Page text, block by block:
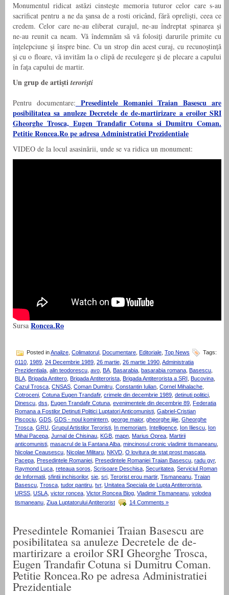
Monumentul ridicat astăzi cinsteşte memoria tuturor celor care s-au
sacrificat pentru a ne da şansa de a rosti oricând, fără oprelişti, ceea ce
credem. Celor care ne-au eliberat curajul, ne-au îndreptat spinarea şi
ne-au reunit ca neam. Vă îndemnăm să vă folosiţi darurile primite cu
înţelepciune şi înspre bine. Cu un strop din acest curaj, cu recunoştinţă
şi cu o floare, vă invităm la o clipă de reculegere şi de plecare a capului
în faţa capului de martir.
Un grup de artişti terorişti
Pentru documentare: Presedintele Romaniei Traian Basescu are
posibilitatea sa anuleze Decretele de de-martirizare a eroilor SRI
Gheorghe Trosca, Eugen Trandafir Cotuna si Dumitru Coman.
Petitie Roncea.Ro pe adresa Administratiei Prezidentiale
VIDEO de la locul asasinării, unde se va ridica un monument:
Sursa Roncea.Ro
Posted inAnalize Colimatorul Documentare Editoriale Top News
Tags:
0110, 1989, 24 Decembrie 1989, 26 martie, 26 martie 1990, Administratia
Prezidentiala, alin teodorescu, avo, BA, Basarabia, basarabia romana, Basescu,
BLA, Brigada Antitero, Brigada Antiterorista, Brigada Antiterorista a SRI , Bucovina,
Cazul Trosca, CNSAS, Coman Dumitru, Constantin Iulian, Cornel Mihalache,
Cotroceni, Cotuna Eugen Trandafir, crimele din decembrie 1989, detinuti politici,
Dinescu, dss, Eugen Trandafir Cotuna, evenimentele din decembrie 89, Federatia
Romana a Fostilor Detinuti Politici Luptatori Anticomunisti, Gabriel-Cristian
Piscociu, GDS, GDS - noul komintern, george maior, gheorghe jijie, Gheorghe
Trosca, GRU, Grupul Artistilor Teroristi, In memoriam, Intelligence, Ion Iliescu, Ion
Mihai Pacepa, Jurnal de Chisinau, KGB, mapn, Marius Oprea, Martirii
anticomunisti, masacrul de la Fantana Alba, mincinosul cronic vladimir tismaneanu,
Nicolae Ceausescu, Nicolae Militaru, NKVD, O lovitura de stat prost mascata,
Pacepa, Presedintele Romaniei, Presedintele Romaniei Traian Basescu, radu gyr,
Raymond Luca, reteaua soros, Scrisoare Deschisa, Securitatea, Serviciul Roman
de Informatii, sfintii inchisorilor, sie, sri, Terorist erou martir, Tismaneanu, Traian
Basescu, Trosca, tudor pantiru, tvr, Unitatea Speciala de Lupta Antiterorista,
URSS, USLA, victor roncea, Victor Roncea Blog, Vladimir Tismaneanu, volodea
tismaneanu Ziua Luptatorului Antiterorist 14 Comments »
Presedintele Romaniei Traian Basescu are
posibilitatea sa anuleze Decretele de de-
martirizare a eroilor SRI Gheorghe Trosca,
Eugen Trandafir Cotuna si Dumitru Coman.
Petitie Roncea.Ro pe adresa Administratiei
Prezidentiale